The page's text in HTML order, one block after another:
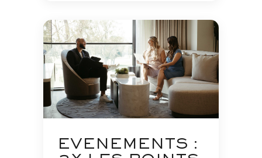
ÉVÉNEMENTS :